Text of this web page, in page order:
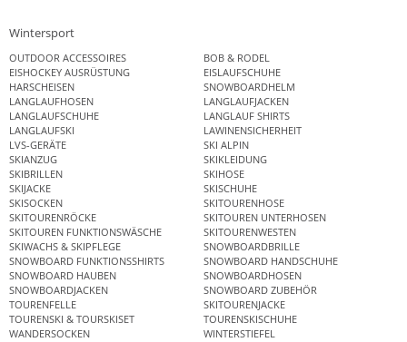
Wintersport
OUTDOOR ACCESSOIRES
BOB & RODEL
EISHOCKEY AUSRÜSTUNG
EISLAUFSCHUHE
HARSCHEISEN
SNOWBOARDHELM
LANGLAUFHOSEN
LANGLAUFJACKEN
LANGLAUFSCHUHE
LANGLAUF SHIRTS
LANGLAUFSKI
LAWINENSICHERHEIT
LVS-GERÄTE
SKI ALPIN
SKIANZUG
SKIKLEIDUNG
SKIBRILLEN
SKIHOSE
SKIJACKE
SKISCHUHE
SKISOCKEN
SKITOURENHOSE
SKITOURENRÖCKE
SKITOUREN UNTERHOSEN
SKITOUREN FUNKTIONSWÄSCHE
SKITOURENWESTEN
SKIWACHS & SKIPFLEGE
SNOWBOARDBRILLE
SNOWBOARD FUNKTIONSSHIRTS
SNOWBOARD HANDSCHUHE
SNOWBOARD HAUBEN
SNOWBOARDHOSEN
SNOWBOARDJACKEN
SNOWBOARD ZUBEHÖR
TOURENFELLE
SKITOURENJACKE
TOURENSKI & TOURSKISET
TOURENSKISCHUHE
WANDERSOCKEN
WINTERSTIEFEL